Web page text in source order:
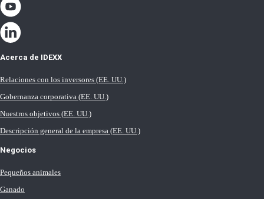
Acerca de IDEXX
Relaciones con los inversores (EE. UU.)
Gobernanza corporativa (EE. UU.)
Nuestros objetivos (EE. UU.)
Descripción general de la empresa (EE. UU.)
Negocios
Pequeños animales
Ganado